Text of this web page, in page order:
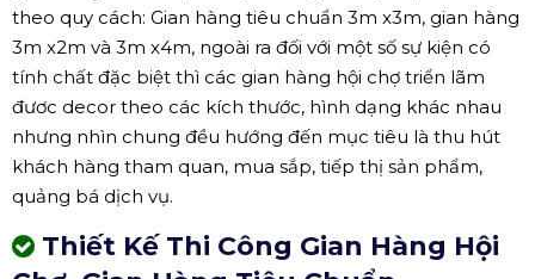
theo quy cách: Gian hàng tiêu chuẩn 3m x3m, gian hàng
3m x2m và 3m x4m, ngoài ra đối với một số sự kiện có
tính chất đặc biệt thì các gian hàng hội chợ triển lãm
đươc decor theo các kích thước, hình dạng khác nhau
nhưng nhìn chung đều hướng đến mục tiêu là thu hút
khách hàng tham quan, mua sắp, tiếp thị sản phẩm,
quảng bá dịch vụ.
Thiết Kế Thi Công Gian Hàng Hội